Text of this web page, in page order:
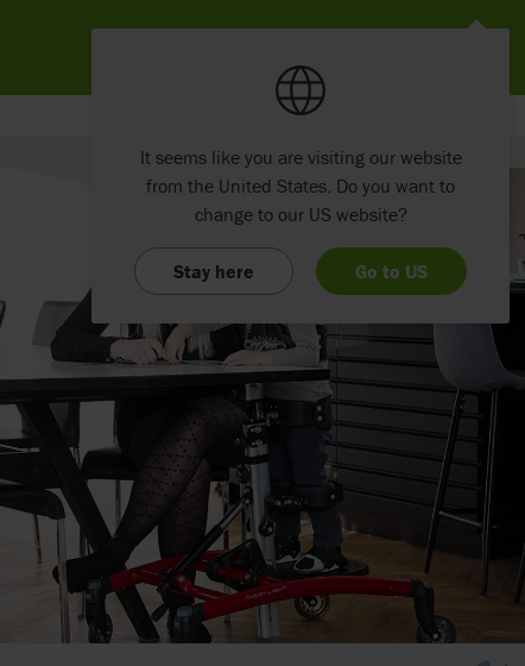
It seems like you are visiting our website
from the United States. Do you want to
change to our US website?
Stay here Go to US